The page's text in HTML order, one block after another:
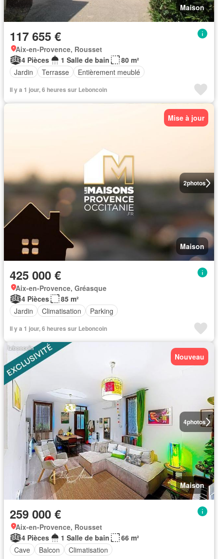
Maison
117 655 €
Aix-en-Provence, Rousset
4 Pièces
1 Salle de bain
80 m²
Jardin
Terrasse Entièrement meublé
Il y a 1 jour, 6 heures sur Leboncoin
2photos
Mise à jour
Maison
425 000 €
Aix-en-Provence, Gréasque
4 Pièces
85 m²
Jardin
Climatisation Parking
Il y a 1 jour, 6 heures sur Leboncoin
4photos
Nouveau
Maison
259 000 €
Aix-en-Provence, Rousset
4 Pièces
1 Salle de bain
66 m²
Cave
Balcon Climatisation